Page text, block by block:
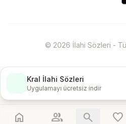
© 2026 İlahi Sözleri -
Kral İlahi Sözleri
Uygulamayı ücretsiz indir
home people search favorite